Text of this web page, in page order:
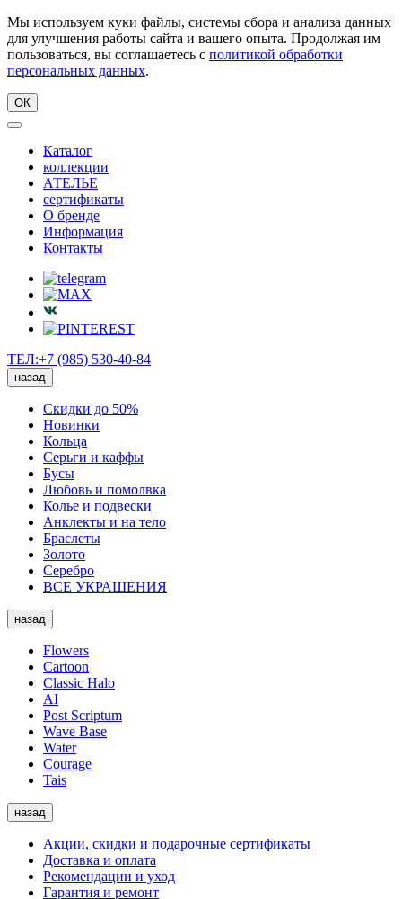
Мы используем куки файлы, системы сбора и анализа данных
для улучшения работы сайта и вашего опыта. Продолжая им
пользоваться, вы соглашаетесь с политикой обработки
персональных данных.
ОК
Каталог
коллекции
АТЕЛЬЕ
сертификаты
О бренде
Информация
Контакты
ТЕЛ:+7 (985) 530-40-84
назад
Скидки до 50%
Новинки
Кольца
Серьги и каффы
Бусы
Любовь и помолвка
Колье и подвески
Анклекты и на тело
Браслеты
Золото
Серебро
ВСЕ УКРАШЕНИЯ
назад
Flowers
Cartoon
Classic Halo
AI
Post Scriptum
Wave Base
Water
Courage
Tais
назад
Акции, скидки и подарочные сертификаты
Доставка и оплата
Рекомендации и уход
Гарантия и ремонт